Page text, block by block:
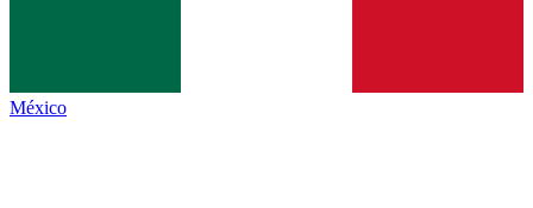
México